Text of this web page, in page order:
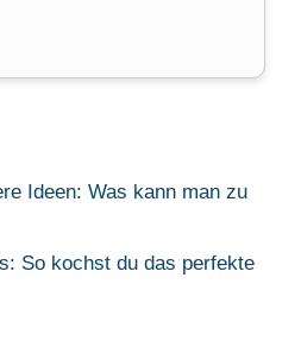
Ideen: Was kann man zu
So kochst du das perfekte